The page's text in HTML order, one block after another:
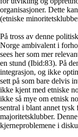
organisasjoner. Dette
(etniske
På tross av denne
Norge ambivalent i
sees her som mer
en stund (Ibid:83). På
integrasjon, og ikke
sett på som bare delvis
ikke kjent med etniske
ikke så mye om etnisk
sentral i blant annet
majoritetsklubber.
kjerneproblemene i